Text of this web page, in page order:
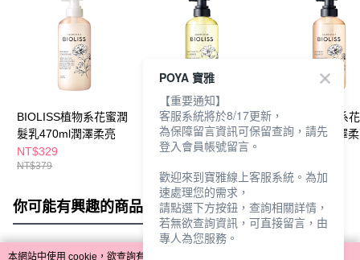
BIOLISS植物系花蜜潤
髮乳470ml潤澤柔亮
NT$329
NT$379
BIOLISS植物系花蜜洗
髮露470ml輕盈柔滑
NT$329
BIOLISS植物系
髮露470ml潤澤
你可能有興趣的商品 全站排行
本網站中使用 cookie，欲查詢有關本網站使用 cookie 方式之詳情，及若您不希
POYA 寶雅
【重要通知】
客服系統將於8/17更新，
為保障留言資訊可保留查詢，請先
登入會員帳號留言。
歡迎來到寶雅線上客服系統。為加
速處理您的需求，
請點選下方按鈕，查詢相關詳情，
若無欲查詢資訊，可直接留言，由
專人為您服務。